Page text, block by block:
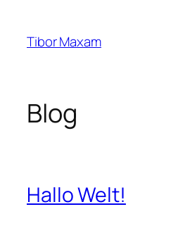
springen
Tibor Maxam
Blog
Hallo Welt!